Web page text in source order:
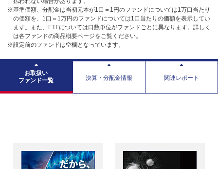
※基準価額、分配金は当初元本が1口＝1円のファンドについては1万口当たり
の価額を、1口＝1万円のファンドについては1口当たりの価額を表示してい
ます。また、ETFについては口数単位がファンドごとに異なります。詳しく
は各ファンドの商品概要ページをご覧ください。
※設定前のファンドは空欄となっています。
お取扱い
ファンド一覧
決算・分配金情報 関連レポート